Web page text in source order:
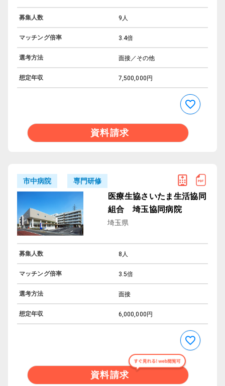
募集人数 9人
マッチング倍率 3.4倍
選考方法 面接／その他
想定年収 7,500,000円
資料請求
市中病院 専門研修
医療生協さいたま生活協同
組合 埼玉協同病院
埼玉県
募集人数 8人
マッチング倍率 3.5倍
選考方法 面接
想定年収 6,000,000円
資料請求